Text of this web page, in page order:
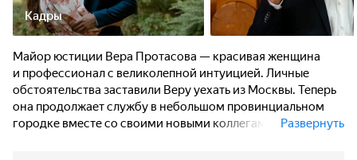
Кадры
Майор юстиции Вера Протасова — красивая женщина
и профессионал с великолепной интуицией. Личные
обстоятельства заставили Веру уехать из Москвы. Теперь
она продолжает службу в небольшом провинциальном
городке вместе со своими новыми коллегами:
Развернуть